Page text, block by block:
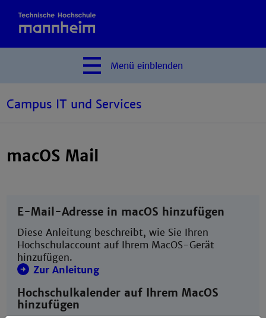
Menü einblenden
Campus IT und Services
macOS Mail
E-Mail-Adresse in macOS hinzufügen
Diese Anleitung beschreibt, wie Sie Ihren
Hochschulaccount auf Ihrem MacOS-Gerät
hinzufügen.
Zur Anleitung
Hochschulkalender auf Ihrem MacOS
hinzufügen